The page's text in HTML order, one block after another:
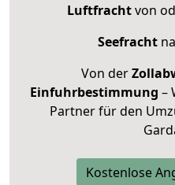
Luftfrachtvon
Seefracht
Von der
Einfuhrbestimmung –
Partner für den
Kostenlose